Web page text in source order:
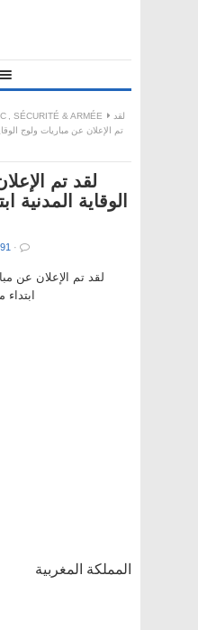
, SÉCURITÉ & ARMÉE
لقد
تم الإعلان عن مباريات ولوج
لقد تم
الوقاية المدنية
·
المملكة المغربية